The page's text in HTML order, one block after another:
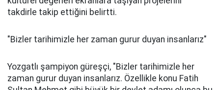
takdirle takip ettiğini belirtti.
"Bizler tarihimizle her zaman gurur duyan insanlarız"
Yozgatlı şampiyon güreşçi, "Bizler tarihimizle her
zaman gurur duyan insanlarız. Özellikle konu Fatih